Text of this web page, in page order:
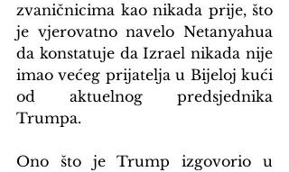
zvaničnicima kao nikada prije, što
je vjerovatno navelo Netanyahua
da konstatuje da Izrael nikada nije
imao većeg prijatelja u Bijeloj kući
od aktuelnog predsjednika
Trumpa.
Ono što je Trump izgovorio u